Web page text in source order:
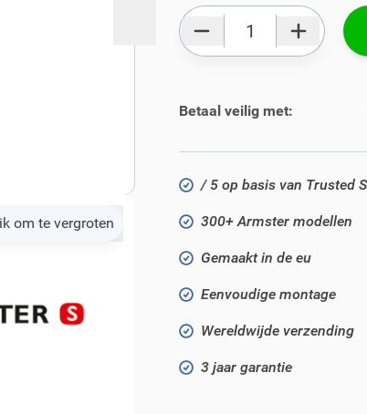
om te vergroten
Aantal
Betaal veilig met:
/ 5 op basis van Trusted
300+ Armster modellen
Gemaakt in de eu
Eenvoudige montage
Wereldwijde verzending
3 jaar garantie